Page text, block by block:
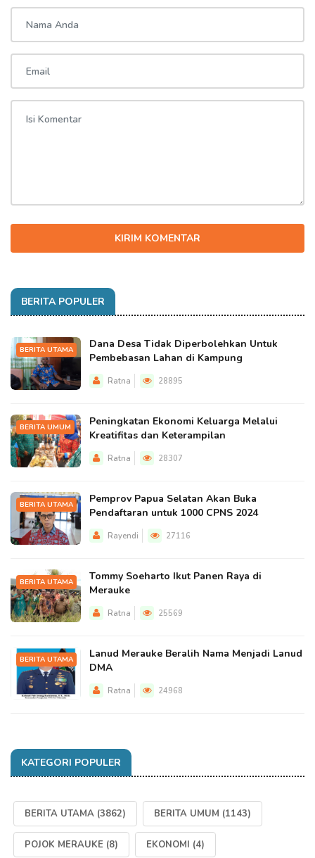
KIRIM KOMENTAR
BERITA POPULER
BERITA UTAMA
Dana Desa Tidak Diperbolehkan Untuk
Pembebasan Lahan di Kampung
Ratna 28895
BERITA UMUM
Peningkatan Ekonomi Keluarga Melalui
Kreatifitas dan Keterampilan
Ratna 28307
BERITA UTAMA
Pemprov Papua Selatan Akan Buka
Pendaftaran untuk 1000 CPNS 2024
Rayendi 27116
BERITA UTAMA
Tommy Soeharto Ikut Panen Raya di
Merauke
Ratna 25569
BERITA UTAMA
Lanud Merauke Beralih Nama Menjadi Lanud
DMA
Ratna 24968
KATEGORI POPULER
BERITA UTAMA (3862) BERITA UMUM (1143)
POJOK MERAUKE (8) EKONOMI (4)